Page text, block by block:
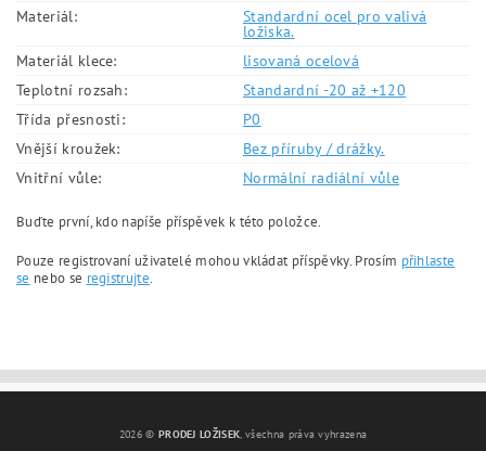
Materiál:
Standardní ocel pro valivá
ložiska.
Materiál klece:
lisovaná ocelová
Teplotní rozsah:
Standardní -20 až +120
Třída přesnosti:
P0
Vnější kroužek:
Bez příruby / drážky.
Vnitřní vůle:
Normální radiální vůle
Buďte první, kdo napíše příspěvek k této položce.
Pouze registrovaní uživatelé mohou vkládat příspěvky. Prosím přihlaste
se nebo se registrujte.
2026 © PRODEJ LOŽISEK, všechna práva vyhrazena